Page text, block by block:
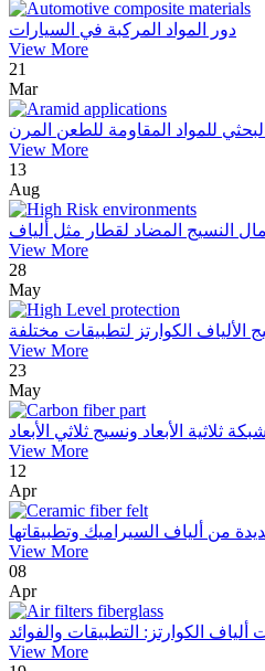
دور المواد المركبة في السيارات
View More
21
Mar
View More
13
Aug
View More
28
May
الألياف الكوارتز لتطبيقات مختلفة
View More
23
May
ثلاثية الأبعاد ونسيج ثلاثي الأبعاد
View More
12
Apr
من ألياف السيراميك وتطبيقاتها
View More
08
Apr
ألياف الكوارتز: التطبيقات والفوائد
View More